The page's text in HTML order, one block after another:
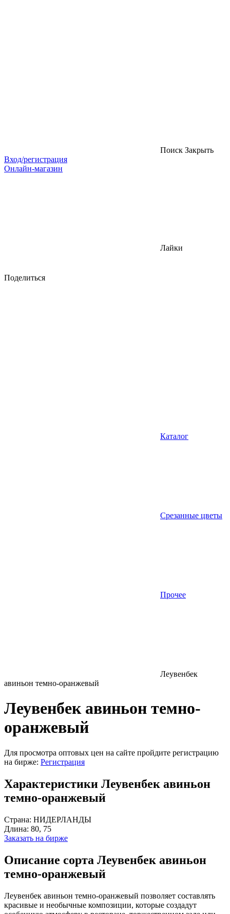
Поиск Закрыть
Вход/регистрация
Онлайн-магазин
Лайки
Поделиться
Каталог
Срезанные цветы
Прочее
Леувенбек
авиньон темно-оранжевый
Леувенбек авиньон темно-
оранжевый
Для просмотра оптовых цен на сайте пройдите регистрацию
на бирже: Регистрация
Характеристики Леувенбек авиньон
темно-оранжевый
Страна: НИДЕРЛАНДЫ
Длина: 80, 75
Заказать на бирже
Описание сорта Леувенбек авиньон
темно-оранжевый
Леувенбек авиньон темно-оранжевый позволяет составлять
красивые и необычные композиции, которые создадут